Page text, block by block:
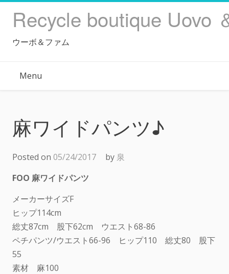
Recycle boutique Uovo
ウーボ＆ファム
Menu
麻ワイドパンツ♪
Posted on 05/24/2017 by 泉
FOO 麻ワイドパンツ
メーカーサイズF
ヒップ114cm
総丈87cm 股下62cm ウエスト68-86
ペチパンツ/ウエスト66-96 ヒップ110 総丈80 股下
55
素材 麻100